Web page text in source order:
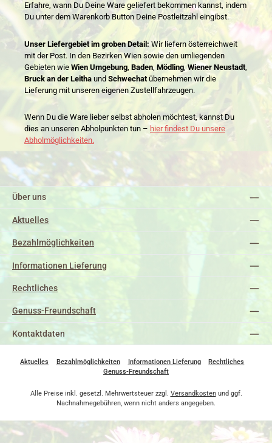
Erfahre, wann Du Deine Ware geliefert bekommen kannst, indem
Du unter dem Warenkorb Button Deine Postleitzahl eingibst.
Unser Liefergebiet im groben Detail: Wir liefern österreichweit
mit der Post. In den Bezirken Wien sowie den umliegenden
Gebieten wie Wien Umgebung Baden, Mödling Wiener Neustadt
Bruck an der Leitha und Schwechat übernehmen wir die
Lieferung mit unseren eigenen Zustellfahrzeugen.
Wenn Du die Ware lieber selbst abholen möchtest, kannst Du
dies an unseren Abholpunkten tun – hier findest Du unsere
Abholmöglichkeiten.
Über uns
Aktuelles
Bezahlmöglichkeiten
Informationen Lieferung
Rechtliches
Genuss-Freundschaft
Kontaktdaten
Aktuelles Bezahlmöglichkeiten Informationen Lieferung
Rechtliches
Genuss-Freundschaft
Alle Preise inkl. gesetzl. Mehrwertsteuer zzgl. Versandkostenund ggf.
Nachnahmegebühren, wenn nicht anders angegeben.